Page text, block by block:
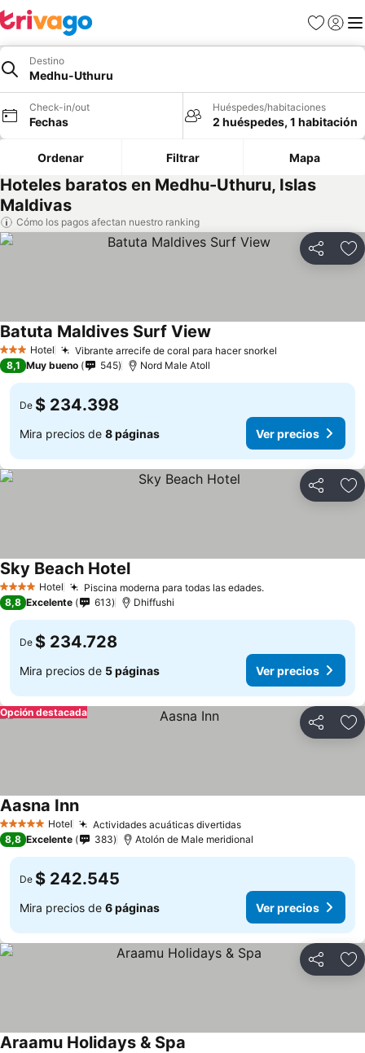
Favoritos
Iniciar
Destino
Medhu-Uthuru
Check-in/out
Fechas
Huéspedes/habitaciones
2 huéspedes, 1 habitación
Ordenar Filtrar Mapa
Hoteles baratos en Medhu-Uthuru, Islas
Maldivas
Cómo los pagos afectan nuestro ranking
Compartir
3 Estrellas
Hotel Vibrante arrecife de coral para hacer snorkel
Batuta Maldives Surf View
8,1 Muy bueno 545 Nord Male Atoll
De $ 234.398
Mira precios de 8 páginas Ver precios
Compartir
4 EstrellasHotel Piscina moderna para todas las edades.
Sky Beach Hotel
8,8 Excelente 613 Dhiffushi
De $ 234.728
Mira precios de 5 páginas Ver precios
Compartir
Opción destacada
5 Estrellas Hotel Actividades acuáticas divertidas
Aasna Inn
8,8 Excelente 383 Atolón de Male meridional
De $ 242.545
Mira precios de 6 páginas Ver precios
Compartir
Araamu Holidays & Spa